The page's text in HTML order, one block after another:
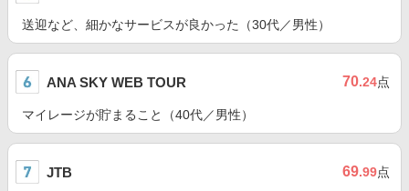
送迎など、細かなサービスが良かった（30代／男性）
ANA SKY WEB TOUR 70.24点
マイレージが貯まること（40代／男性）
JTB 69.99点